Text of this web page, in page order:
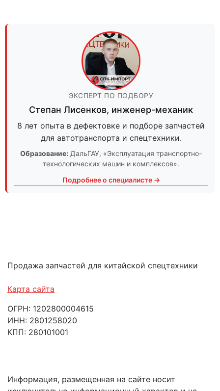
ЭКСПЕРТ ПО ПОДБОРУ
Степан Лисенков, инженер-механик
8 лет опыта в дефектовке и подборе запчастей
для автотранспорта и спецтехники.
Образование: ДальГАУ, «Эксплуатация транспортно-
технологических машин и комплексов».
Подробнее о специалисте →
Продажа запчастей для китайской спецтехники
Карта сайта
ОГРН: 1202800004615
ИНН: 2801258020
КПП: 280101001
Информация, размещенная на сайте носит